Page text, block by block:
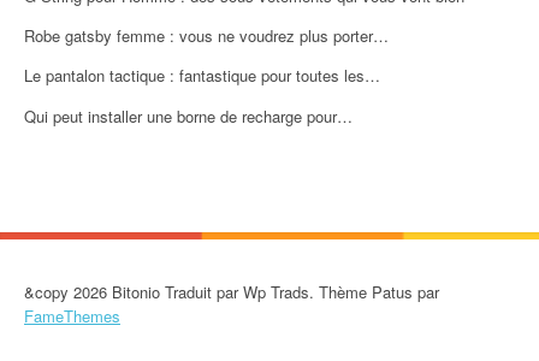
Robe gatsby femme : vous ne voudrez plus porter…
Le pantalon tactique : fantastique pour toutes les…
Qui peut installer une borne de recharge pour…
&copy 2026 Bitonio Traduit par Wp Trads. Thème Patus par
FameThemes